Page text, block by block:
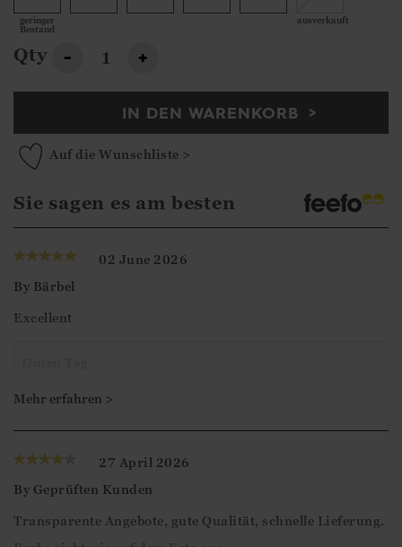
geringer
Bestand
ausverkauft
Qty - +
IN DEN WARENKORB
Auf die Wunschliste >
Sie sagen es am besten
02 June 2026
By Bärbel
Excellent
Mit freundlichen Grüßen,
Mehr erfahren >
27 April 2026
By Geprüften Kunden
Transparente Angebote, gute Qualität, schnelle Lieferung.